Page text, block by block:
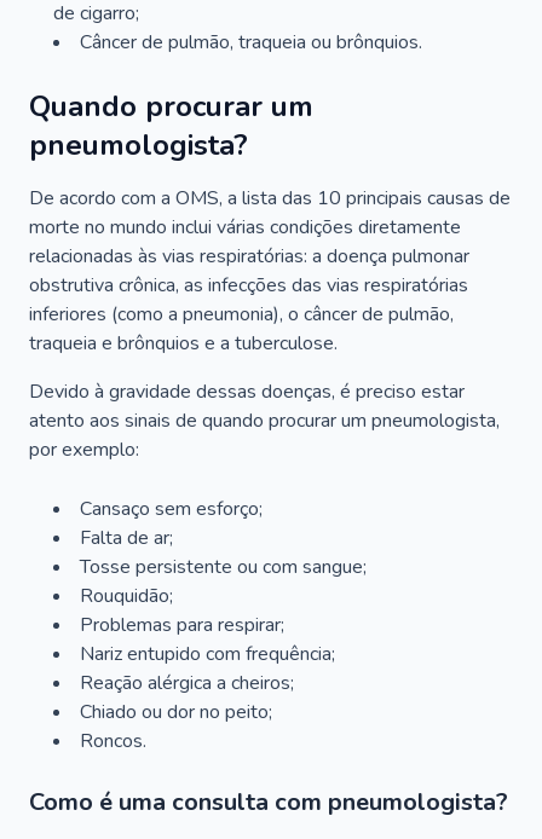
de cigarro;
Câncer de pulmão, traqueia ou brônquios.
Quando procurar um
pneumologista?
De acordo com a OMS, a lista das 10 principais causas de
morte no mundo inclui várias condições diretamente
relacionadas às vias respiratórias: a doença pulmonar
obstrutiva crônica, as infecções das vias respiratórias
inferiores (como a pneumonia), o câncer de pulmão,
traqueia e brônquios e a tuberculose.
Devido à gravidade dessas doenças, é preciso estar
atento aos sinais de quando procurar um pneumologista,
por exemplo:
Cansaço sem esforço;
Falta de ar;
Tosse persistente ou com sangue;
Rouquidão;
Problemas para respirar;
Nariz entupido com frequência;
Reação alérgica a cheiros;
Chiado ou dor no peito;
Roncos.
Como é uma consulta com pneumologista?